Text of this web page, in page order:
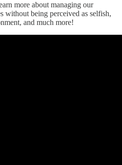
more about managing our
without being perceived as selfish,
and much more!